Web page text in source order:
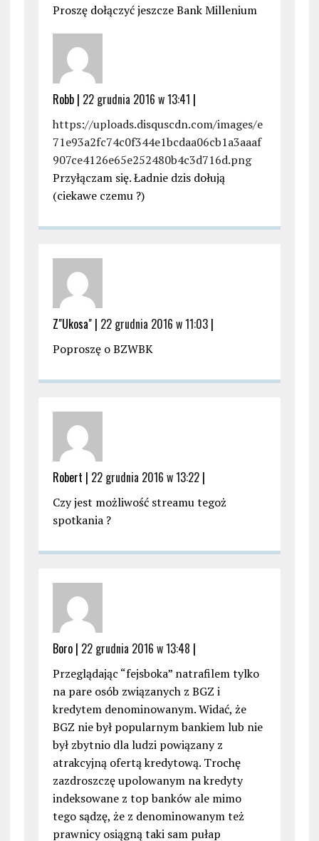
Proszę dołączyć jeszcze Bank Millenium
Robb | 22 grudnia 2016 w 13:41 |
https://uploads.disquscdn.com/images/e
71e93a2fc74c0f344e1bcdaa06cb1a3aaaf
907ce4126e65e252480b4c3d716d.png
Przyłączam się. Ładnie dzis dołują
(ciekawe czemu ?)
Z"Ukosa" | 22 grudnia 2016 w 11:03|
Poproszę o BZWBK
Robert | 22 grudnia 2016 w 13:22|
Czy jest możliwość streamu tegoż
spotkania ?
Boro | 22 grudnia 2016 w 13:48 |
Przeglądając “fejsboka” natrafilem tylko
na pare osób związanych z BGZ i
kredytem denominowanym. Widać, że
BGZ nie był popularnym bankiem lub nie
był zbytnio dla ludzi powiązany z
atrakcyjną ofertą kredytową. Trochę
zazdroszczę upolowanym na kredyty
indeksowane z top banków ale mimo
tego sądzę, że z denominowanym też
prawnicy osiągną taki sam pułap